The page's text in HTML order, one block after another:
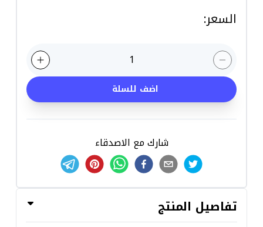
السعر:
1
اضف للسلة
شارك مع الاصدقاء
تفاصيل المنتج